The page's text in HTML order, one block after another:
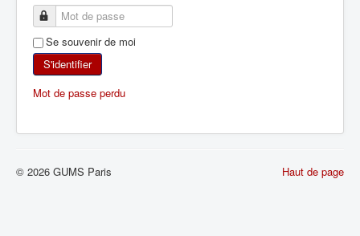
Se souvenir de moi
S'identifier
Mot de passe perdu
Haut de page
© 2026 GUMS Paris